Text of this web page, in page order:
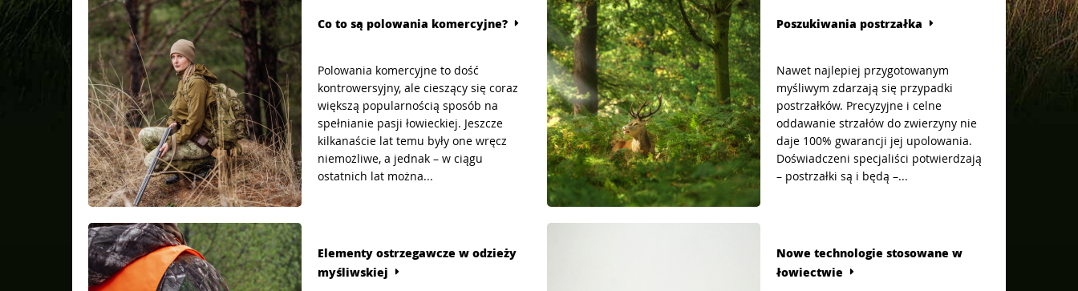
Co to są polowania komercyjne?
Polowania komercyjne to dość
kontrowersyjny, ale cieszący się coraz
większą popularnością sposób na
spełnianie pasji łowieckiej. Jeszcze
kilkanaście lat temu były one wręcz
niemożliwe, a jednak – w ciągu
ostatnich lat można...
Poszukiwania postrzałka
Nawet najlepiej przygotowanym
myśliwym zdarzają się przypadki
postrzałków. Precyzyjne i celne
oddawanie strzałów do zwierzyny nie
daje 100% gwarancji jej upolowania.
Doświadczeni specjaliści potwierdzają
– postrzałki są i będą –...
Elementy ostrzegawcze w odzieży
myśliwskiej
Nowe technologie stosowane w
łowiectwie